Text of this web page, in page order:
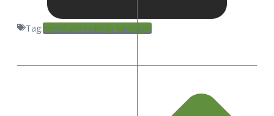
Tag:reportase radioqu kuningan